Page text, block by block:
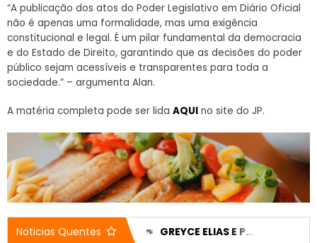
“A publicação dos atos do Poder Legislativo em Diário Oficial
não é apenas uma formalidade, mas uma exigência
constitucional e legal. É um pilar fundamental da democracia
e do Estado de Direito, garantindo que as decisões do poder
público sejam acessíveis e transparentes para toda a
sociedade.” – argumenta Alan.
A matéria completa pode ser lida AQUI no site do JP.
Noticias Quentes CASA DO IDOSO RECEBE DOIS VEÍCULOS NOVOS APÓS EMENDA DE 200 MIL REAIS GREYCE ELIAS E PEDRO LUCAS TÊM CANDIDATURAS REGISTRADAS E NOMES JÁ APARECEM NO DIVULGACAND